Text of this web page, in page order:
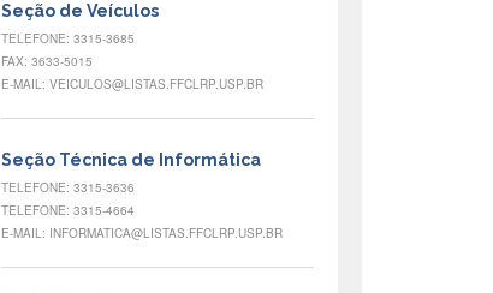
Seção de Veículos
TELEFONE: 3315-3685
FAX: 3633-5015
E-MAIL: VEICULOS@LISTAS.FFCLRP.USP.BR
Seção Técnica de Informática
TELEFONE: 3315-3636
TELEFONE: 3315-4664
E-MAIL: INFORMATICA@LISTAS.FFCLRP.USP.BR